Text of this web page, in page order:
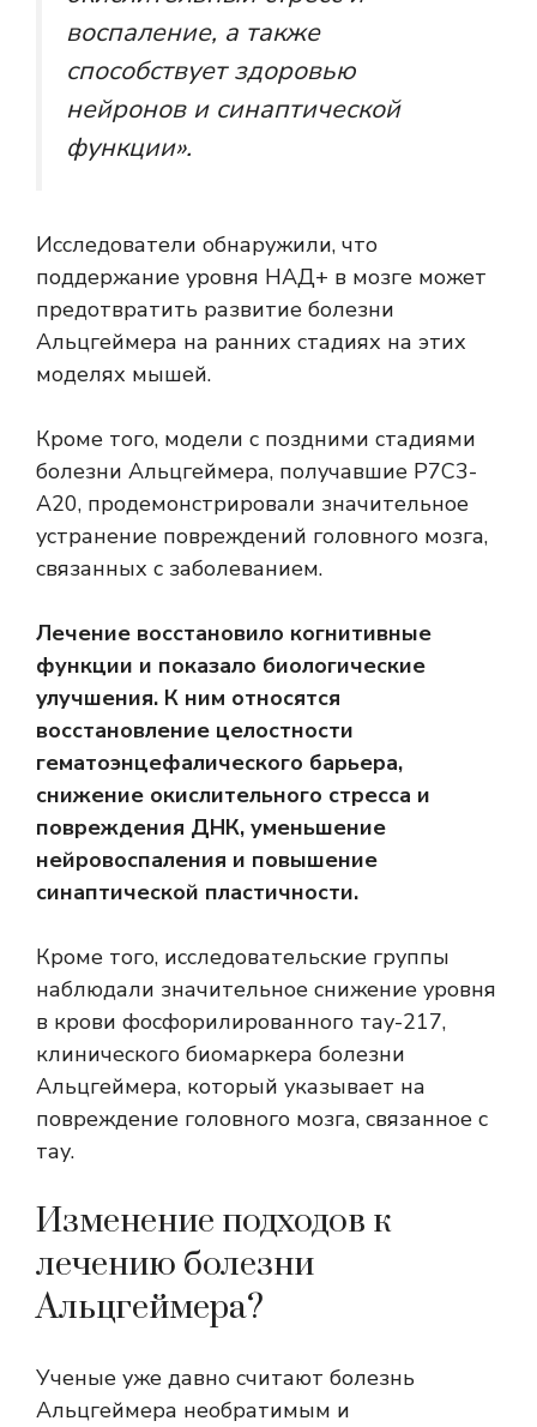
воспаление, а также
способствует здоровью
нейронов и синаптической
функции».
Исследователи обнаружили, что
поддержание уровня НАД+ в мозге может
предотвратить развитие болезни
Альцгеймера на ранних стадиях на этих
моделях мышей.
Кроме того, модели с поздними стадиями
болезни Альцгеймера, получавшие P7C3-
A20, продемонстрировали значительное
устранение повреждений головного мозга,
связанных с заболеванием.
Лечение восстановило когнитивные
функции и показало биологические
улучшения. К ним относятся
восстановление целостности
гематоэнцефалического барьера,
снижение окислительного стресса и
повреждения ДНК, уменьшение
нейровоспаления и повышение
синаптической пластичности.
Кроме того, исследовательские группы
наблюдали значительное снижение уровня
в крови фосфорилированного тау-217,
клинического биомаркера болезни
Альцгеймера, который указывает на
повреждение головного мозга, связанное с
тау.
Изменение подходов к
лечению болезни
Альцгеймера?
Ученые уже давно считают болезнь
Альцгеймера необратимым и